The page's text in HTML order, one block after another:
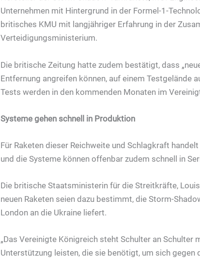
Unternehmen mit Hintergrund in der Formel-1-
britisches KMU mit langjähriger Erfahrung in der
Verteidigungsministerium.
Die britische Zeitung hatte zudem bestätigt, dass
Entfernung angreifen können, auf einem Testgelände
Tests werden in den kommenden Monaten im
Systeme gehen schnell in Produktion
Für Raketen dieser Reichweite und Schlagkraft
und die Systeme können offenbar zudem schnell in
Die britische Staatsministerin für die Streitkräfte,
neuen Raketen seien dazu bestimmt, die Storm-
London an die Ukraine liefert.
„Das Vereinigte Königreich steht Schulter an Schulter
Unterstützung leisten, die sie benötigt, um sich gegen